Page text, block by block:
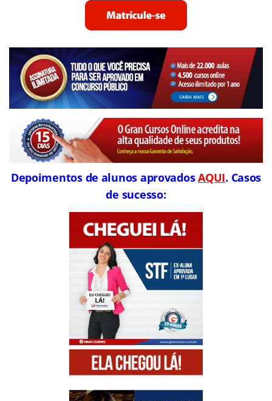
Depoimentos de alunos aprovadosAQUI. Casos
de sucesso: